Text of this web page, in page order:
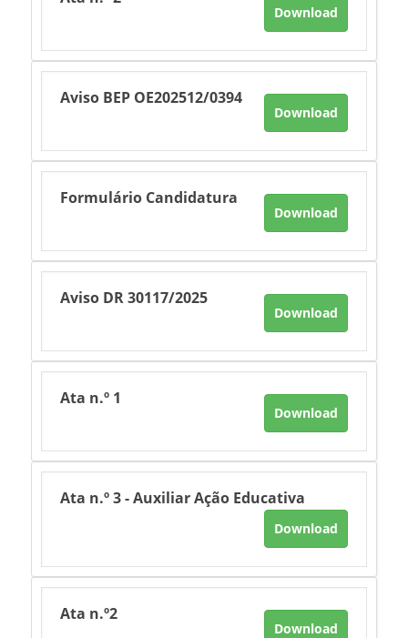
Download
Aviso BEP OE202512/0394
Download
Formulário Candidatura
Download
Aviso DR 30117/2025
Download
Ata n.º 1
Download
Ata n.º 3 - Auxiliar Ação Educativa
Download
Ata n.º2
Download